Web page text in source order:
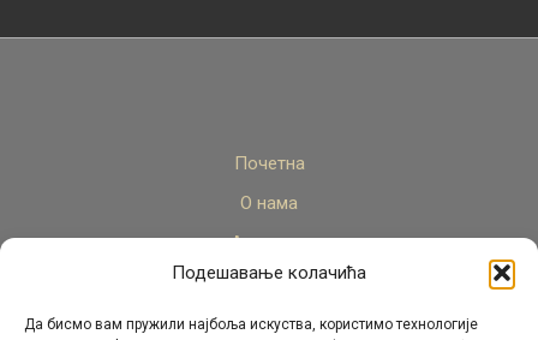
Подешавање колачића
Да бисмо вам пружили најбоља искуства, користимо технологије
Почетна
О нама
Актуелно
Стручни кадар
Пројекти